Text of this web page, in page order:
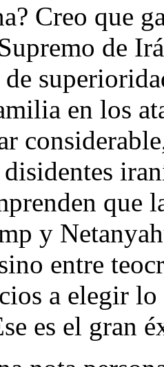
Creo que
de
en los
que
y
entre
a elegir
es el gran